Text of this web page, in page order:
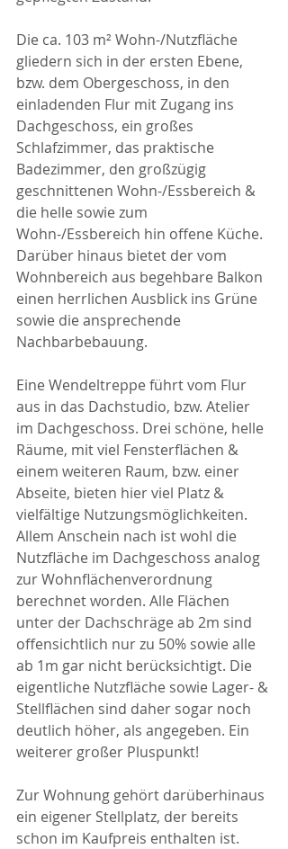
Die ca. 103 m² Wohn-/Nutzfläche
gliedern sich in der ersten Ebene,
bzw. dem Obergeschoss, in den
einladenden Flur mit Zugang ins
Dachgeschoss, ein großes
Schlafzimmer, das praktische
Badezimmer, den großzügig
geschnittenen Wohn-/Essbereich &
die helle sowie zum
Wohn-/Essbereich hin offene Küche.
Darüber hinaus bietet der vom
Wohnbereich aus begehbare Balkon
einen herrlichen Ausblick ins Grüne
sowie die ansprechende
Nachbarbebauung.
Eine Wendeltreppe führt vom Flur
aus in das Dachstudio, bzw. Atelier
im Dachgeschoss. Drei schöne, helle
Räume, mit viel Fensterflächen &
einem weiteren Raum, bzw. einer
Abseite, bieten hier viel Platz &
vielfältige Nutzungsmöglichkeiten.
Allem Anschein nach ist wohl die
Nutzfläche im Dachgeschoss analog
zur Wohnflächenverordnung
berechnet worden. Alle Flächen
unter der Dachschräge ab 2m sind
offensichtlich nur zu 50% sowie alle
ab 1m gar nicht berücksichtigt. Die
eigentliche Nutzfläche sowie Lager- &
Stellflächen sind daher sogar noch
deutlich höher, als angegeben. Ein
weiterer großer Pluspunkt!
Zur Wohnung gehört darüberhinaus
ein eigener Stellplatz, der bereits
schon im Kaufpreis enthalten ist.